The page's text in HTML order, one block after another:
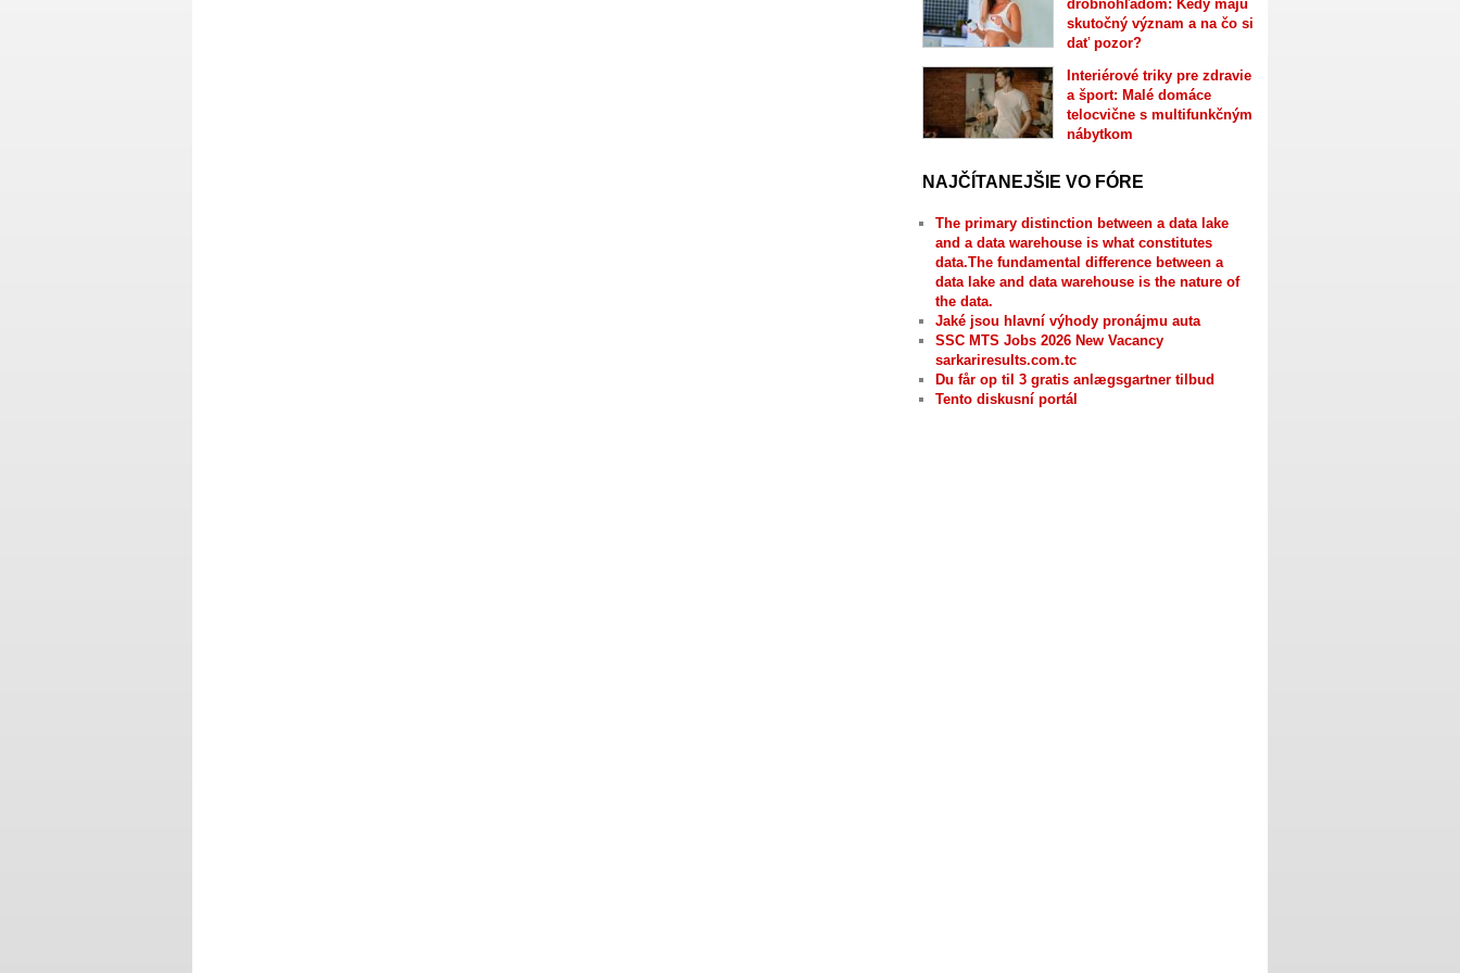
drobnohľadom: Kedy majú
skutočný význam a na čo si
dať pozor?
Interiérové triky pre zdravie
a šport: Malé domáce
telocvične s multifunkčným
nábytkom
NAJČÍTANEJŠIE VO FÓRE
The primary distinction between a data lake
and a data warehouse is what constitutes
data.The fundamental difference between a
data lake and data warehouse is the nature of
the data.
Jaké jsou hlavní výhody pronájmu auta
SSC MTS Jobs 2026 New Vacancy
sarkariresults.com.tc
Du får op til 3 gratis anlægsgartner tilbud
Tento diskusní portál